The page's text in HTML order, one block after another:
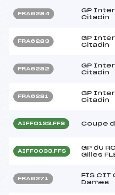
FRA6284
GP
Citadin
FRA6283
GP
Citadin
FRA6282
GP
Citadin
FRA6281
GP
Citadin
AIFF0123.FFS Coupe
AIFF0033.FFS
GP du
Gilles
FRA6271
FIS CIT
Dames